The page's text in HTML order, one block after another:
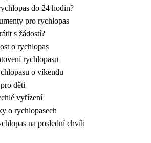
do 24 hodin?
pro rychlopas
s žádostí?
o rychlopas
rychlopasu
o víkendu
děti
vyřízení
o rychlopasech
na poslední chvíli